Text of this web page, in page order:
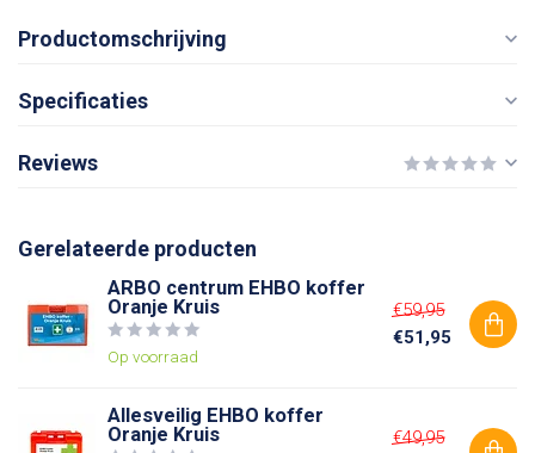
Productomschrijving
Specificaties
Reviews
Gerelateerde producten
ARBO centrum EHBO koffer
Oranje Kruis
Op voorraad
€59,95
€51,95
Allesveilig EHBO koffer
Oranje Kruis
€49,95